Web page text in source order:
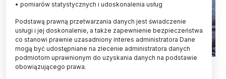
Fot. Fotolia
• pomiarów statystycznych i udoskonalenia usług
Podstawą prawną przetwarzania danych jest świadczenie
usługi i jej doskonalenie, a także zapewnienie bezpieczeństwa
co stanowi prawnie uzasadniony interes administratora Dane
mogą być udostępniane na zlecenie administratora danych
podmiotom uprawnionym do uzyskania danych na podstawie
obowiązującego prawa.